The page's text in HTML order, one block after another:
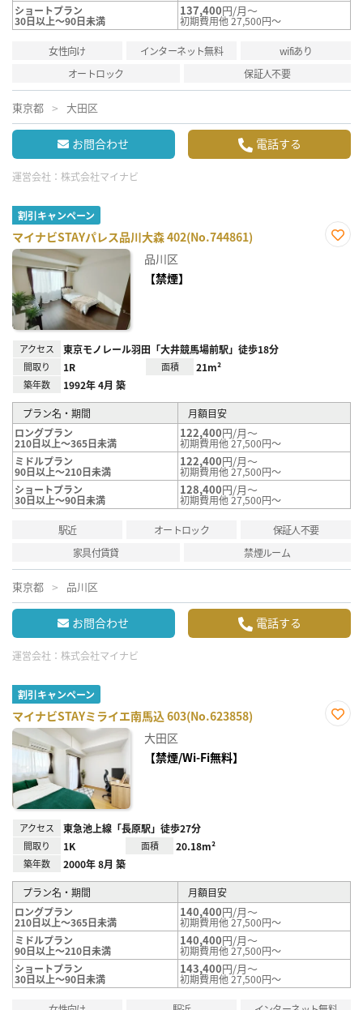
ショートプラン
30日以上～90日未満
137,400円/月～
初期費用他 27,500円～
女性向け インターネット無料
wifiあり
オートロック
保証人不要
東京都 大田区
お問合わせ 電話する
運営会社： 株式会社マイナビ
割引キャンペーン
マイナビSTAYパレス品川大森 402(No.744861)
品川区
【禁煙】
アクセス 東京モノレール羽田「大井競馬場前駅」徒歩18分
間取り 1R 面積 21m²
築年数 1992年 4月 築
プラン名・期間
月額目安
ロングプラン
210日以上～365日未満
122,400円/月～
初期費用他 27,500円～
ミドルプラン
90日以上～210日未満
122,400円/月～
初期費用他 27,500円～
ショートプラン
30日以上～90日未満
128,400円/月～
初期費用他 27,500円～
駅近 オートロック
保証人不要
家具付賃貸
禁煙ルーム
東京都 品川区
お問合わせ 電話する
運営会社： 株式会社マイナビ
割引キャンペーン
マイナビSTAYミライエ南馬込 603(No.623858)
大田区
【禁煙/Wi-Fi無料】
アクセス 東急池上線「長原駅」徒歩27分
間取り 1K 面積 20.18m²
築年数 2000年 8月 築
プラン名・期間
月額目安
ロングプラン
210日以上～365日未満
140,400円/月～
初期費用他 27,500円～
ミドルプラン
90日以上～210日未満
140,400円/月～
初期費用他 27,500円～
ショートプラン
30日以上～90日未満
143,400円/月～
初期費用他 27,500円～